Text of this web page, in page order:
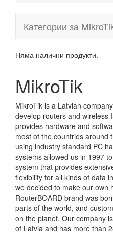
Категории за
Няма налични продукти.
MikroTik
MikroTik is a Latvian
develop routers and wireless
provides hardware and
most of the countries around
using industry standard PC
systems allowed us in 1997
system that provides
flexibility for all kinds of data
we decided to make our own
RouterBOARD brand was
parts of the world, and
on the planet. Our company
of Latvia and has more than